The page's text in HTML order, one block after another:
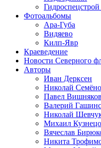
Фотоальбомы
Ара-Губа
Видяево
Килп-Явр
Краеведение
Новости Северного
Авторы
Иван Дерксен
Николай
Павел Вишняков
Валерий
Николай
Михаил
Вячеслав
Никита